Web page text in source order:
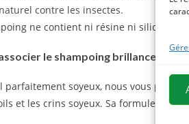
contre les insectes.
ne contient ni résine ni silicone.
le shampoing brillance ?
parfaitement soyeux, nous vous
et les crins soyeux. Sa formule